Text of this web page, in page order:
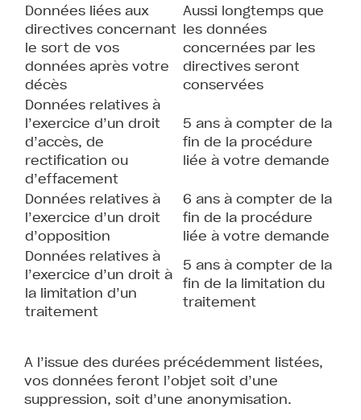
Données liées aux
directives concernant
le sort de vos
données après votre
décès
Aussi longtemps que
les données
concernées par les
directives seront
conservées
Données relatives à
l’exercice d’un droit
d’accès, de
rectification ou
d’effacement
5 ans à compter de la
fin de la procédure
liée à votre demande
Données relatives à
l’exercice d’un droit
d’opposition
6 ans à compter de la
fin de la procédure
liée à votre demande
Données relatives à
l’exercice d’un droit à
la limitation d’un
traitement
5 ans à compter de la
fin de la limitation du
traitement
A l’issue des durées précédemment listées,
vos données feront l’objet soit d’une
suppression, soit d’une anonymisation.